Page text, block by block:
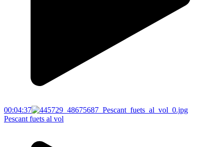
00:04:37
Pescant fuets al vol